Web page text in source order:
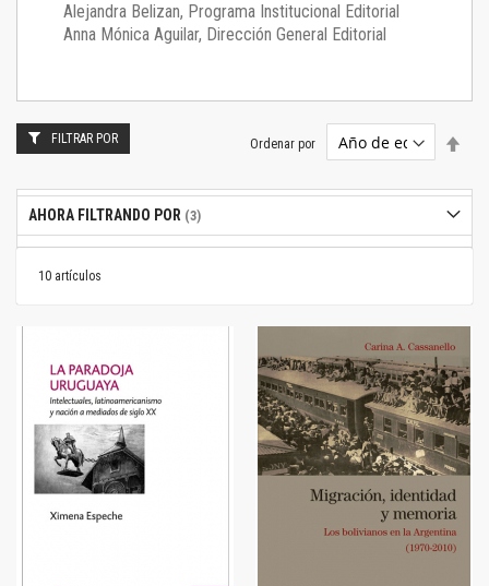
Alejandra Belizan, Programa Institucional Editorial
Anna Mónica Aguilar, Dirección General Editorial
10 artículos
Ordenar por
FILTRAR POR
AHORA FILTRANDO POR